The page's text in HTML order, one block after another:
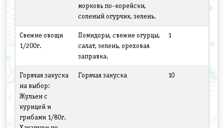
морковь по-корейски,
соленый огурчик, зелень.
Свежие овощи
1/200г.
Помидоры, свежие огурцы,
салат, зелень, ореховая
заправка.
1
Горячая закуска
на выбор:
Жульен с
курицей и
грибами 1/80г.
Горячая закуска 10